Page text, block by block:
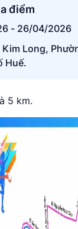
điểm
- 26/04/2026
Long,
Huế.
5 km.